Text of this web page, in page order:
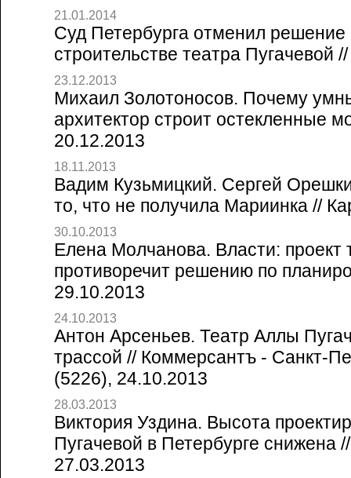
21.01.2014
Суд Петербурга отменил решение
строительстве театра Пугачевой
23.12.2013
Михаил Золотоносов. Почему
архитектор строит остекленные
20.12.2013
18.11.2013
Вадим Кузьмицкий. Сергей
то, что не получила Мариинка //
30.10.2013
Елена Молчанова. Власти: проект
противоречит решению по
29.10.2013
24.10.2013
Антон Арсеньев. Театр Аллы
трассой // Коммерсантъ - Санкт-
(5226), 24.10.2013
28.03.2013
Виктория Уздина. Высота
Пугачевой в Петербурге снижена
27.03.2013